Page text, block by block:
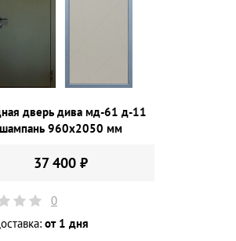
дверь дива мд-61 д-11
шампань 960х2050 мм
37 400 ₽
0
от 1 дня